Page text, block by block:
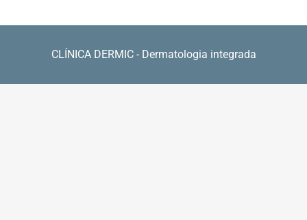
CLÍNICA DERMIC - Dermatologia integrada